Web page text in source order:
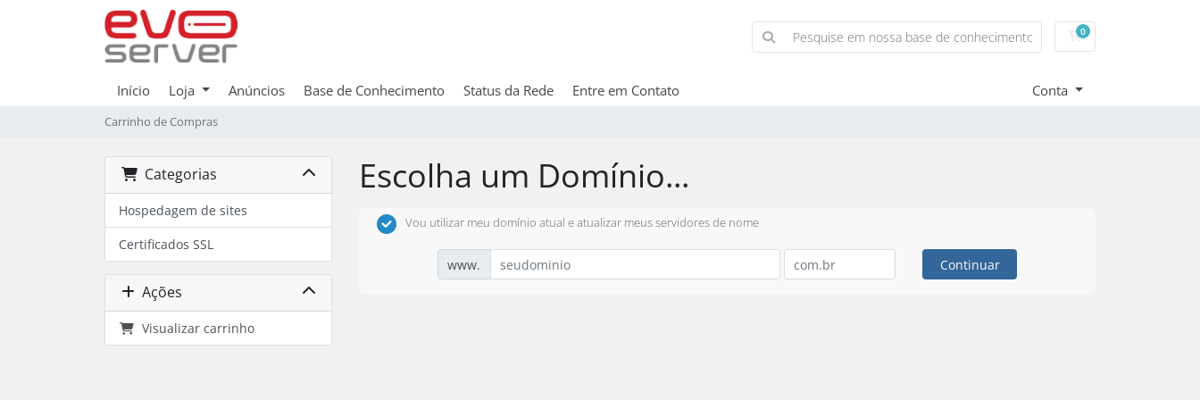
0Carrinho de Compras
Início Loja Anúncios Base de Conhecimento Status da Rede Entre em Contato Conta
Carrinho de Compras
Categorias
Hospedagem de sites
Certificados SSL
Ações
Visualizar carrinho
Escolha um Domínio...
Vou utilizar meu domínio atual e atualizar meus servidores de nome
www. Continuar